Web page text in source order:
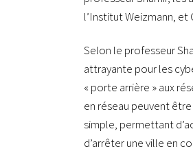
l’Institut Weizmann, et
Selon le professeur
attrayante pour les
« porte arrière » aux
en réseau peuvent
simple, permettant
d’arrêter une ville en